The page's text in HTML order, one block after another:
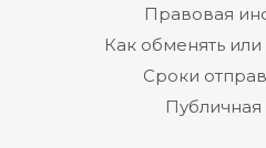
Правовая
Как обменять
Сроки